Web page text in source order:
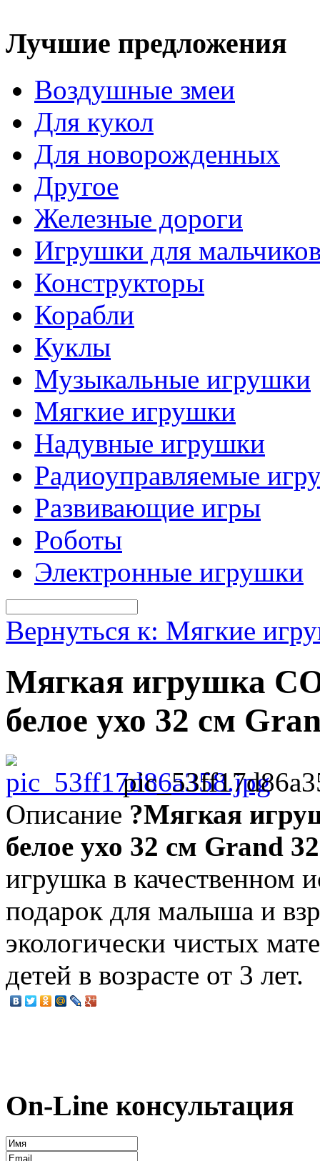
Лучшие предложения
Воздушные змеи
Для кукол
Для новорожденных
Другое
Железные дороги
Игрушки для
Конструкторы
Корабли
Куклы
Музыкальные игрушки
Мягкие игрушки
Надувные игрушки
Радиоуправляемые
Развивающие игры
Роботы
Электронные игрушки
Вернуться к: Мягкие
Мягкая игрушка
белое ухо 32 см
Описание ?Мягкая
белое ухо 32 см Grand
игрушка в качественном
подарок для малыша и
экологически чистых
детей в возрасте от 3 лет.
On-Line консультация